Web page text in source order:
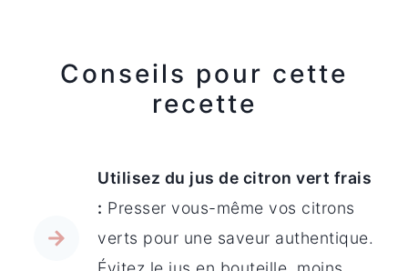
Conseils pour cette
recette
Utilisez du jus de citron vert frais
: Presser vous-même vos citrons
verts pour une saveur authentique.